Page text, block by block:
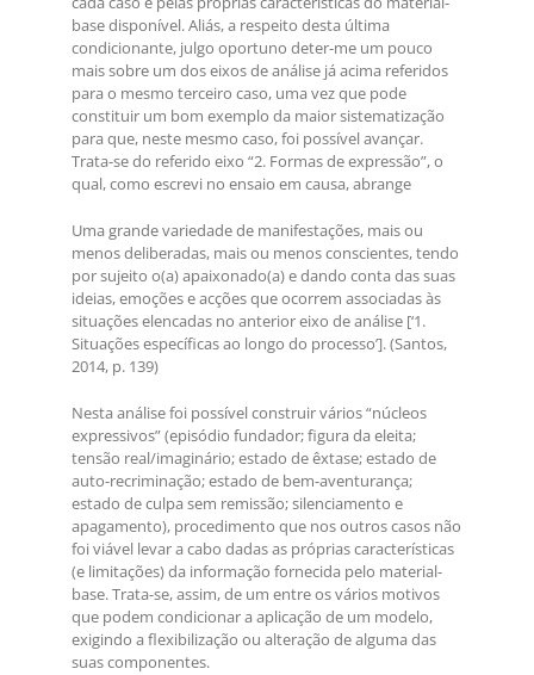
base disponível. Aliás, a respeito desta última
condicionante, julgo oportuno deter-me um pouco
mais sobre um dos eixos de análise já acima referidos
para o mesmo terceiro caso, uma vez que pode
constituir um bom exemplo da maior sistematização
para que, neste mesmo caso, foi possível avançar.
Trata-se do referido eixo “2. Formas de expressão”, o
qual, como escrevi no ensaio em causa, abrange
Uma grande variedade de manifestações, mais ou
menos deliberadas, mais ou menos conscientes, tendo
por sujeito o(a) apaixonado(a) e dando conta das suas
ideias, emoções e acções que ocorrem associadas às
situações elencadas no anterior eixo de análise [‘1.
Situações específicas ao longo do processo’]. (Santos,
2014, p. 139)
Nesta análise foi possível construir vários “núcleos
expressivos” (episódio fundador; figura da eleita;
tensão real/imaginário; estado de êxtase; estado de
auto-recriminação; estado de bem-aventurança;
estado de culpa sem remissão; silenciamento e
apagamento), procedimento que nos outros casos não
foi viável levar a cabo dadas as próprias características
(e limitações) da informação fornecida pelo material-
base. Trata-se, assim, de um entre os vários motivos
que podem condicionar a aplicação de um modelo,
exigindo a flexibilização ou alteração de alguma das
suas componentes.